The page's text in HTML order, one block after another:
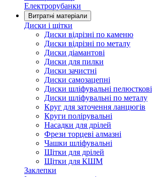
Електрорубанки
Витратні матеріали
Диски і щітки
Диски відрізні по каменю
Диски відрізні по металу
Диски діамантові
Диски для пилки
Диски зачистні
Диски самозацепні
Диски шліфувальні пелюсткові
Диски шліфувальні по металу
Круг для заточення ланцюгів
Круги полірувальні
Насадки для дрілей
Фрези торцеві алмазні
Чашки шліфувальні
Щітки для дрілей
Щітки для КШМ
Заклепки